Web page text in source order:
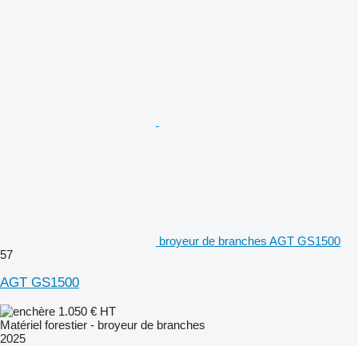
broyeur de branches AGT GS1500
57
AGT GS1500
1.050 € HT
Matériel forestier - broyeur de branches
2025